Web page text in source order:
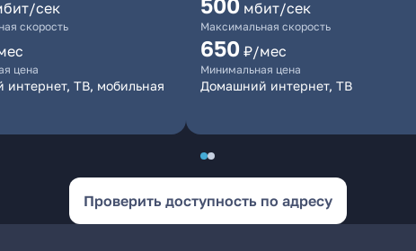
сек
скорость
цена
ТВ, мобильная
мбит/сек
Максимальная скорость
650 ₽/мес
Минимальная цена
Домашний интернет, ТВ
Проверить доступность по адресу